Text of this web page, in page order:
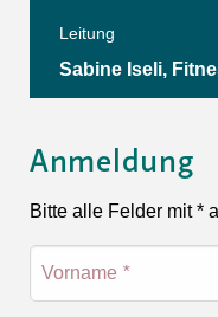
Leitung
Sabine Iseli,
Anmeldung
Bitte alle Felder mit *
Vorname *